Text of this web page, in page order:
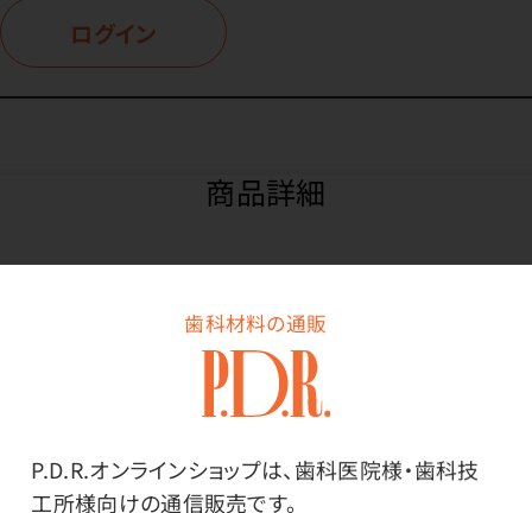
歯科材料の通販
P.D.R.オンラインショップは、歯科医院様・歯科技
工所様向けの通信販売です。
ログイン
商品詳細
《金銀パラジウム合金》P.D.R.なら金パラ1袋でも送料無
料！クレジットカード使えます！
鋳造性に優れています。